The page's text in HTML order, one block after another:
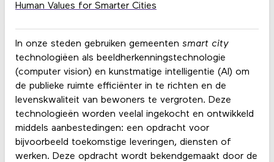
In onze steden gebruiken gemeenten smart city
technologiëen als beeldherkenningstechnologie
(computer vision) en kunstmatige intelligentie (AI) om
de publieke ruimte efficiënter in te richten en de
levenskwaliteit van bewoners te vergroten. Deze
technologieën worden veelal ingekocht en ontwikkeld
middels aanbestedingen: een opdracht voor
bijvoorbeeld toekomstige leveringen, diensten of
werken. Deze opdracht wordt bekendgemaakt door de
Human Values for Smarter Cities